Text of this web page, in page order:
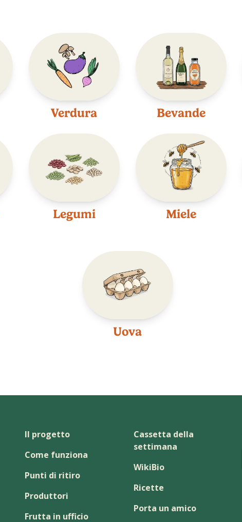
Verdura Bevande
Legumi Miele
Uova
Il progetto
Come funziona
Punti di ritiro
Produttori
Frutta in ufficio
Cassetta della
settimana
WikiBio
Ricette
Porta un amico